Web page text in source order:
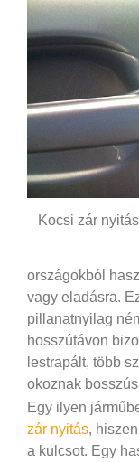
Kocsi zár
országokból
vagy eladásra.
pillanatnyilag
hosszútávon
lestrapált, több
okoznak
Egy ilyen
zár nyitás,
a kulcsot. Egy